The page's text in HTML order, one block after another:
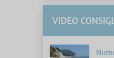
VIDEO